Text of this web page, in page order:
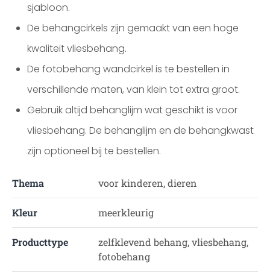
sjabloon.
De behangcirkels zijn gemaakt van een hoge
kwaliteit vliesbehang.
De fotobehang wandcirkel is te bestellen in
verschillende maten, van klein tot extra groot.
Gebruik altijd behanglijm wat geschikt is voor
vliesbehang. De behanglijm en de behangkwast
zijn optioneel bij te bestellen.
Thema voor kinderen, dieren
Kleur meerkleurig
Producttype
zelfklevend behang, vliesbehang,
fotobehang